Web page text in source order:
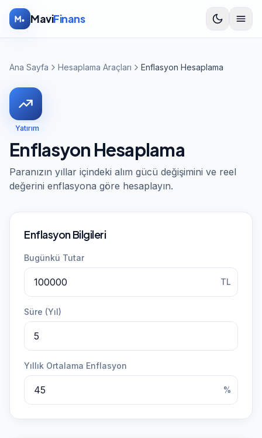
İçeriğe atla
MaviFinans
Ana Sayfa Hesaplama Araçları Enflasyon Hesaplama
Yatırım
Enflasyon Hesaplama
Paranızın yıllar içindeki alım gücü değişimini ve reel
değerini enflasyona göre hesaplayın.
Enflasyon Bilgileri
Bugünkü Tutar
TL
Süre (Yıl)
Yıllık Ortalama Enflasyon
%